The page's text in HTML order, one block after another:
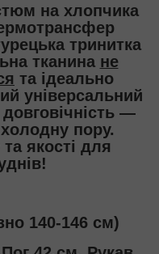
на хлопчика
тринитка
тканина не
та ідеально
універсальний
—
пору.
якості для
140-146 см)